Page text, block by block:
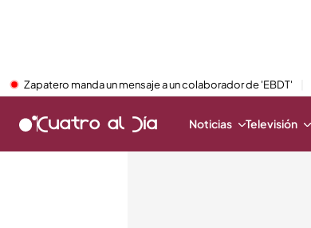
Zapatero manda un mensaje a un colaborador de 'EBDT'
Noticias Televisión